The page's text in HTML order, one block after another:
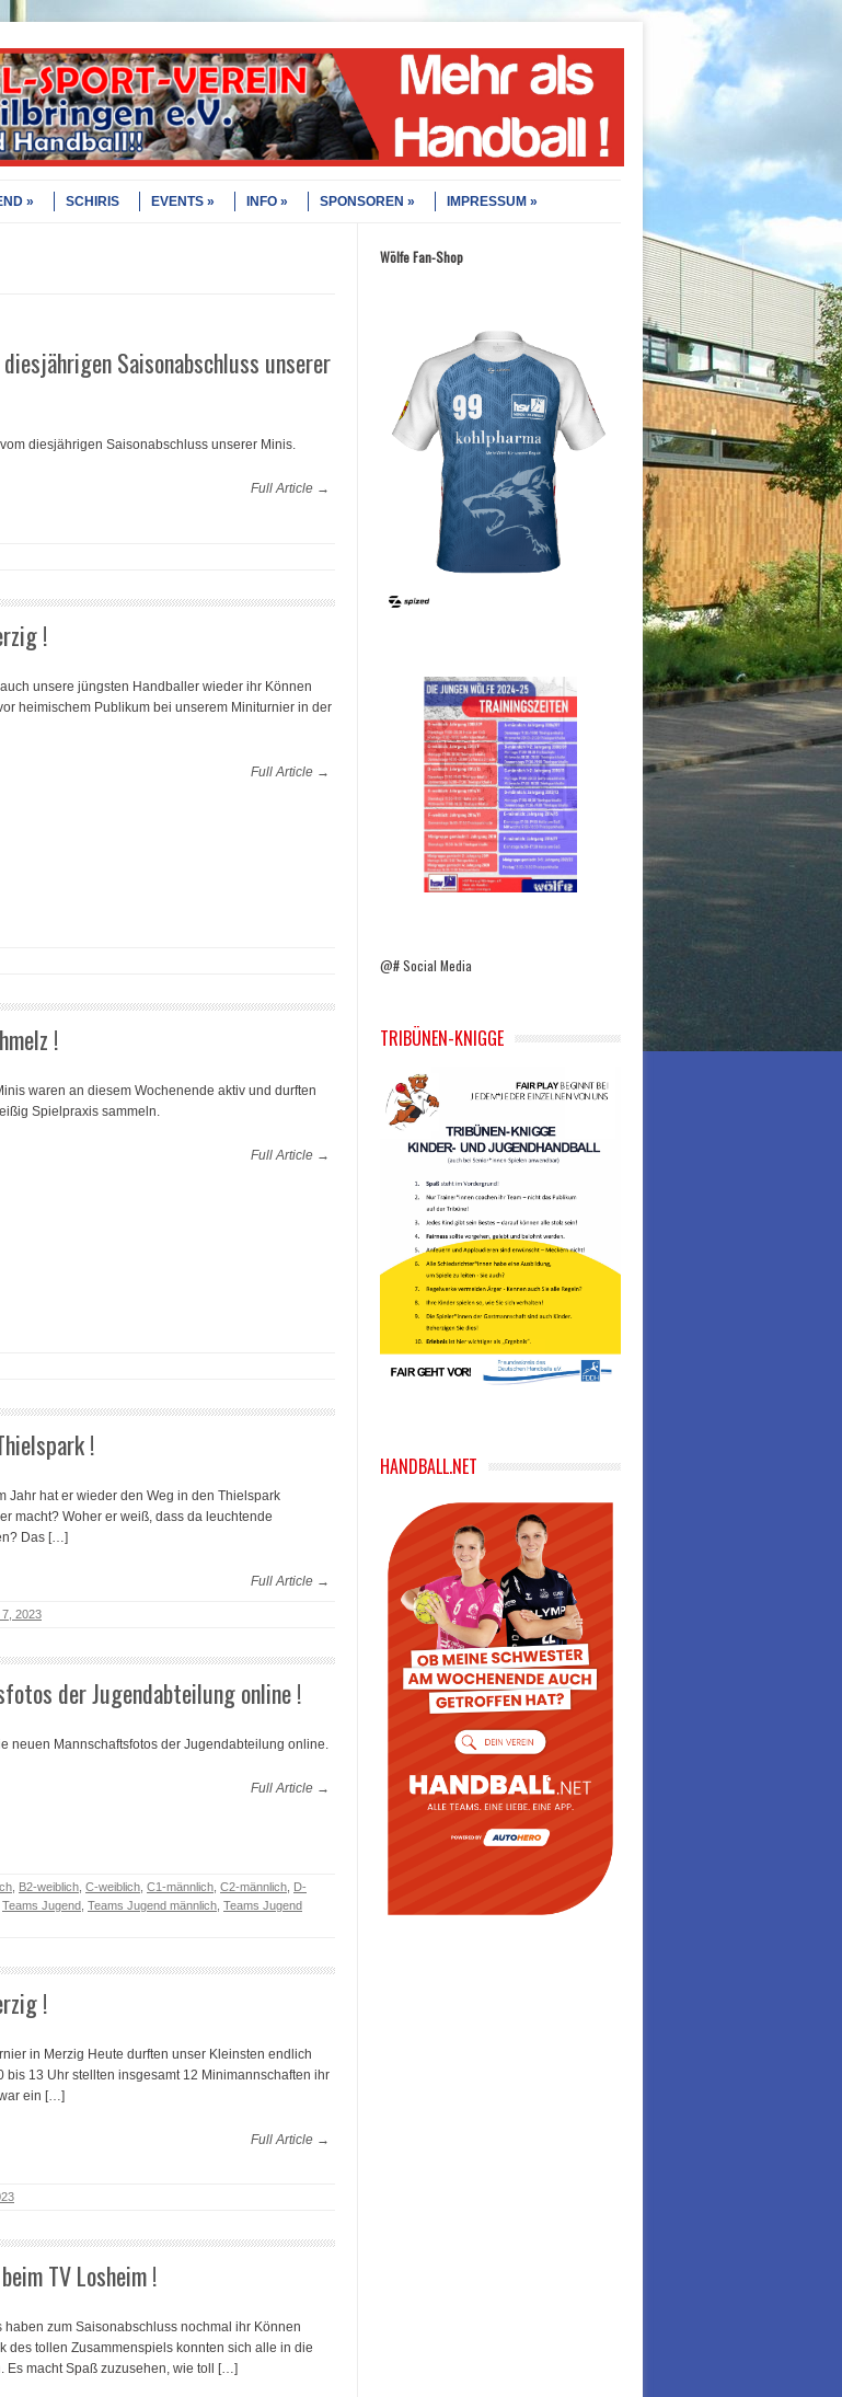
SCHIRIS EVENTS INFO SPONSOREN IMPRESSUM
Saisonabschluss unserer
diesjährigen Saisonabschluss unserer Minis.
Full Article →
!
unsere jüngsten Handballer wieder ihr Können
heimischem Publikum bei unserem Miniturnier in der
Full Article →
!
waren an diesem Wochenende aktiv und durften
Spielpraxis sammeln.
Full Article →
!
Jahr hat er wieder den Weg in den Thielspark
macht? Woher er weiß, dass da leuchtende
Das […]
Full Article →
2023
der Jugendabteilung online !
neuen Mannschaftsfotos der Jugendabteilung online.
Full Article →
B2-weiblich C-weiblich C1-männlich C2-männlich
D-
Teams Jugend Teams Jugend männlich Teams Jugend
!
in Merzig Heute durften unser Kleinsten endlich
bis 13 Uhr stellten insgesamt 12 Minimannschaften ihr
ein […]
Full Article →
TV Losheim !
haben zum Saisonabschluss nochmal ihr Können
des tollen Zusammenspiels konnten sich alle in die
Es macht Spaß zuzusehen, wie toll […]
Wölfe Fan-Shop
@# Social Media
TRIBÜNEN-KNIGGE
HANDBALL.NET